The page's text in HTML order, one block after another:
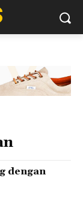
dengan